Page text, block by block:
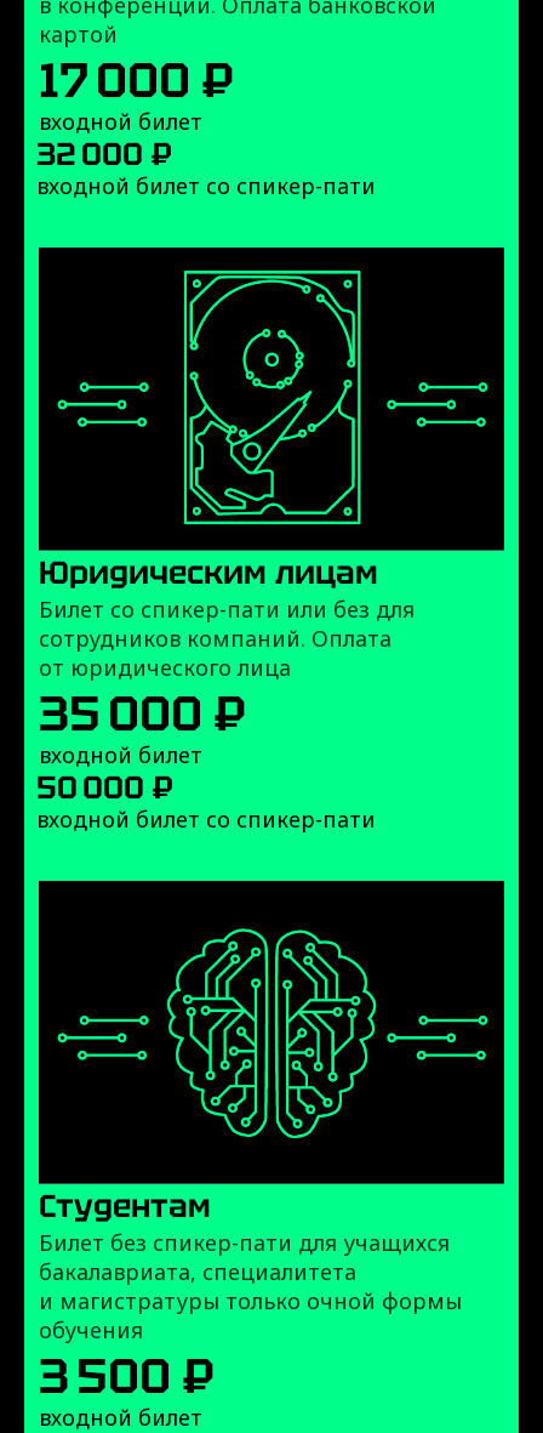
картой
17 000 ₽
входной билет
32 000 ₽
входной билет со спикер-пати
Юридическим лицам
Билет со спикер-пати или без для
сотрудников компаний. Оплата
от юридического лица
35 000 ₽
входной билет
50 000 ₽
входной билет со спикер-пати
Студентам
Билет без спикер-пати для учащихся
бакалавриата, специалитета
и магистратуры только очной формы
обучения
3 500 ₽
входной билет